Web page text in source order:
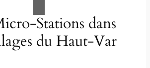
Stations dans
du Haut-Var